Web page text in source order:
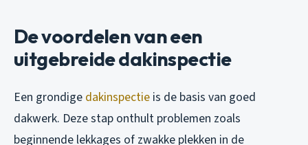
De voordelen van een
uitgebreide dakinspectie
Een grondige dakinspectie is de basis van goed
dakwerk. Deze stap onthult problemen zoals
beginnende lekkages of zwakke plekken in de